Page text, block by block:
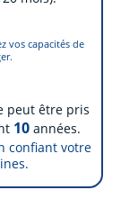
vos capacités de
peut être pris
10 années.
confiant votre